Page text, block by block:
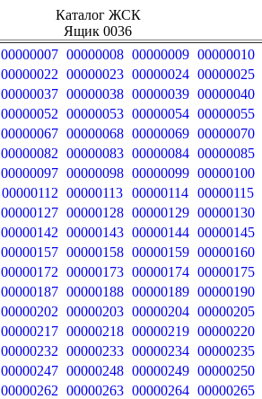
Каталог ЖСК
Ящик 0036
00000007 00000008 00000009 00000010
00000022 00000023 00000024 00000025
00000037 00000038 00000039 00000040
00000052 00000053 00000054 00000055
00000067 00000068 00000069 00000070
00000082 00000083 00000084 00000085
00000097 00000098 00000099 00000100
00000112 00000113 00000114 00000115
00000127 00000128 00000129 00000130
00000142 00000143 00000144 00000145
00000157 00000158 00000159 00000160
00000172 00000173 00000174 00000175
00000187 00000188 00000189 00000190
00000202 00000203 00000204 00000205
00000217 00000218 00000219 00000220
00000232 00000233 00000234 00000235
00000247 00000248 00000249 00000250
00000262 00000263 00000264 00000265